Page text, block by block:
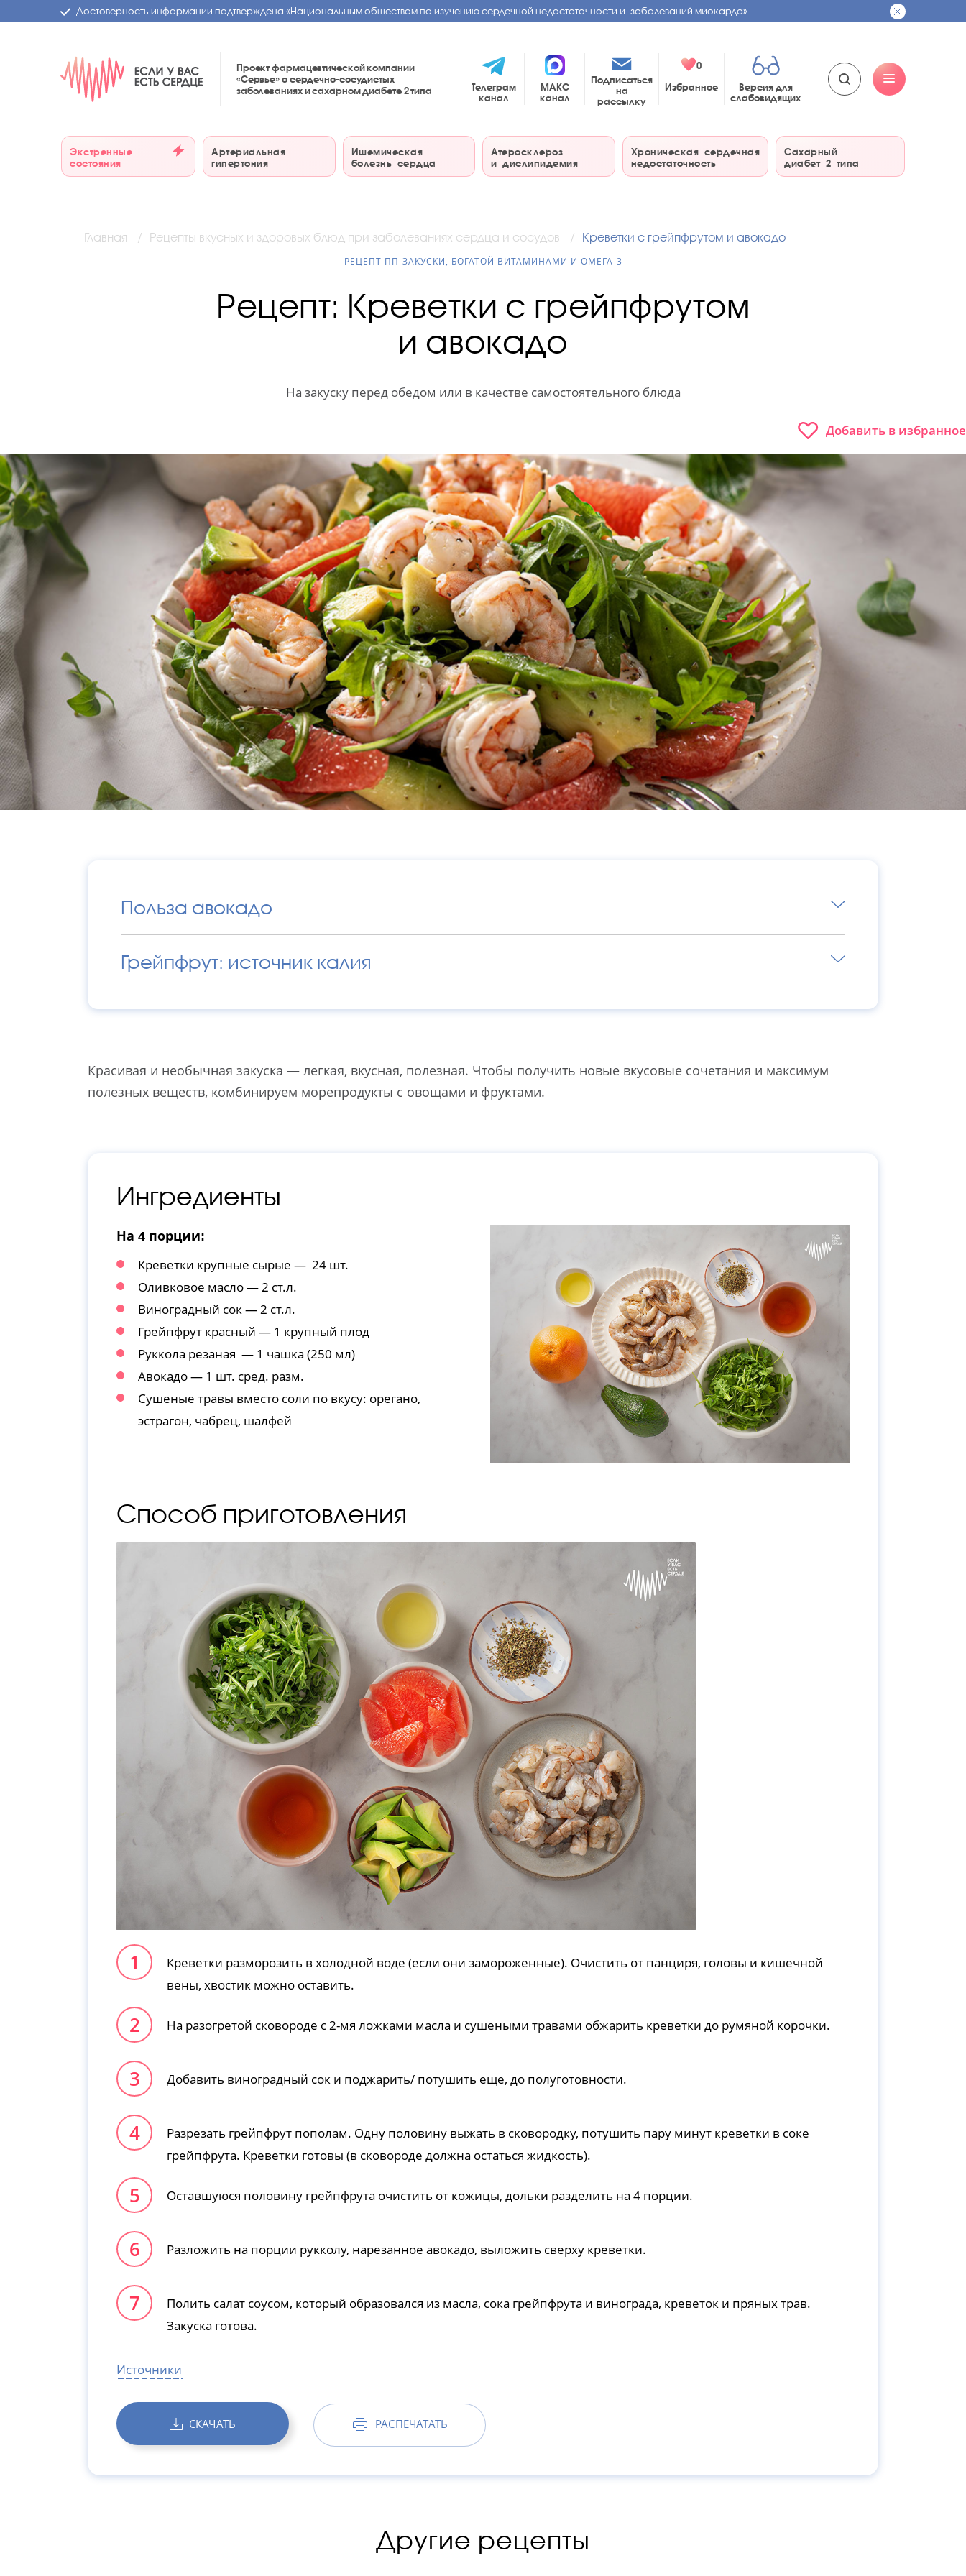
Достоверность информации подтверждена «Национальным обществом по изучению сердечной недостаточности и заболеваний миокарда»
Проект фармацевтической компании
«Сервье»о сердечно-сосудистых
заболеваниях и сахарном диабете2 типа
Телеграм
канал
МАКС
канал
Подписаться
на
рассылку
0
Избранное
Версия для
слабовидящих
Экстренные
состояния
Артериальная
гипертония
Ишемическая
болезнь сердца
Атеросклероз
и дислипидемия
Хроническая сердечная
недостаточность
Сахарный
диабет 2 типа
Главная Рецепты вкусных и здоровых блюд при заболеваниях сердца и сосудов Креветки с грейпфрутом и авокадо
РЕЦЕПТ ПП-ЗАКУСКИ, БОГАТОЙ ВИТАМИНАМИ И ОМЕГА-3
Рецепт: Креветки с грейпфрутом
и авокадо
На закуску перед обедом или в качестве самостоятельного блюда
Добавить в избранное
Польза авокадо
Грейпфрут: источник калия
Красивая и необычная закуска — легкая, вкусная, полезная. Чтобы получить новые вкусовые сочетания и максимум
полезных веществ, комбинируем морепродукты с овощами и фруктами.
Ингредиенты
На 4 порции:
Креветки крупные сырые — 24 шт.
Оливковое масло — 2 ст.л.
Виноградный сок — 2 ст.л.
Грейпфрут красный — 1 крупный плод
Руккола резаная — 1 чашка (250 мл)
Авокадо — 1 шт. сред. разм.
Сушеные травы вместо соли по вкусу: орегано,
эстрагон, чабрец, шалфей
Способ приготовления
Креветки разморозить в холодной воде (если они замороженные). Очистить от панциря, головы и кишечной
вены, хвостик можно оставить.
На разогретой сковороде с 2-мя ложками масла и сушеными травами обжарить креветки до румяной корочки.
Добавить виноградный сок и поджарить/ потушить еще, до полуготовности.
Разрезать грейпфрут пополам. Одну половину выжать в сковородку, потушить пару минут креветки в соке
грейпфрута. Креветки готовы (в сковороде должна остаться жидкость).
Оставшуюся половину грейпфрута очистить от кожицы, дольки разделить на 4 порции.
Разложить на порции рукколу, нарезанное авокадо, выложить сверху креветки.
Полить салат соусом, который образовался из масла, сока грейпфрута и винограда, креветок и пряных трав.
Закуска готова.
Источники
СКАЧАТЬ РАСПЕЧАТАТЬ
Другие рецепты